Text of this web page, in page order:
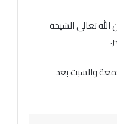
تعالى الشيخة
96689999 عزاء النساء/ المسيلة قطعة 7 – شارع 12 – منزل 100 – الجمعة والسبت بعد